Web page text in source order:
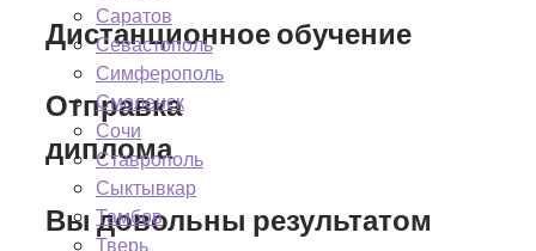
Саратов
Севастополь
Симферополь
Смоленск
Сочи
Ставрополь
Сыктывкар
Тамбов
Дистанционное обучение
Отправка
диплома
Вы довольны результатом